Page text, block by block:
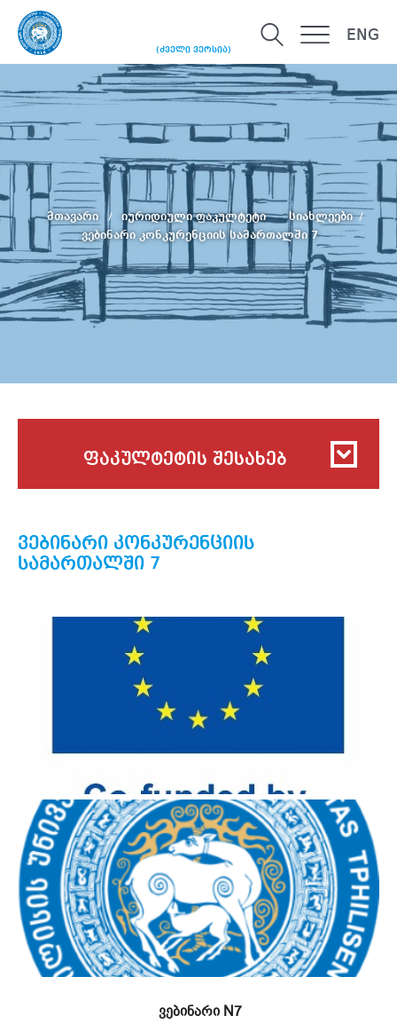
(ძველი ვერსია)
ENG
მთავარი იურიდიული ფაკულტეტი
სიახლეები
ვებინარი კონკურენციის სამართალში 7
ფაკულტეტის შესახებ
ვებინარი კონკურენციის
სამართალში 7
ვებინარი N7